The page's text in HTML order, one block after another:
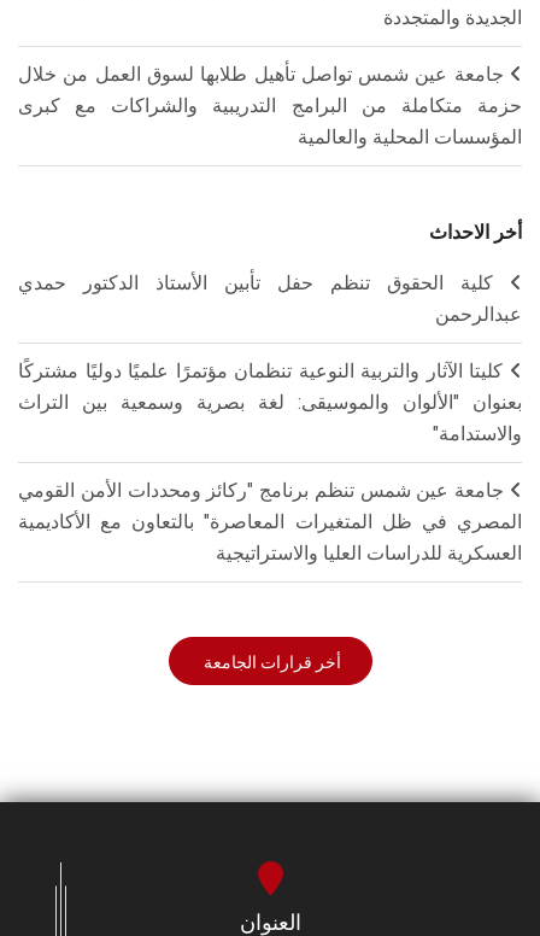
الجديدة والمتجددة
جامعة عين شمس تواصل تأهيل طلابها لسوق العمل من خلال
حزمة متكاملة من البرامج التدريبية والشراكات مع كبرى
المؤسسات المحلية والعالمية
أخر الاحداث
كلية الحقوق تنظم حفل تأبين الأستاذ الدكتور حمدي
عبدالرحمن
كليتا الآثار والتربية النوعية تنظمان مؤتمرًا علميًا دوليًا مشتركًا
بعنوان "الألوان والموسيقى: لغة بصرية وسمعية بين التراث
والاستدامة"
جامعة عين شمس تنظم برنامج "ركائز ومحددات الأمن القومي
المصري في ظل المتغيرات المعاصرة" بالتعاون مع الأكاديمية
العسكرية للدراسات العليا والاستراتيجية
أخر قرارات الجامعة
العنوان